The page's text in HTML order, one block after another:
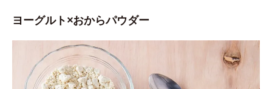
ヨーグルト×おからパウダー